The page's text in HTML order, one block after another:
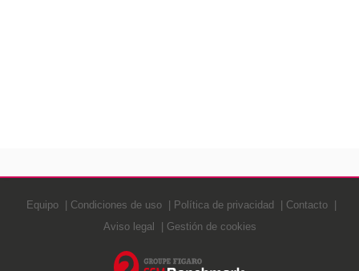
Equipo Condiciones de uso Política de privacidad
Contacto
Aviso legal
Gestión de cookies